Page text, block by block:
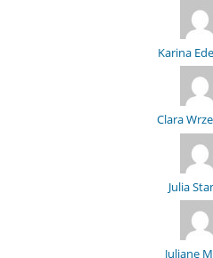
Karina
Clara
Julia
Juliane